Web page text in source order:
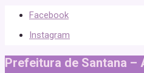
Facebook
Instagram
Prefeitura de Santana –